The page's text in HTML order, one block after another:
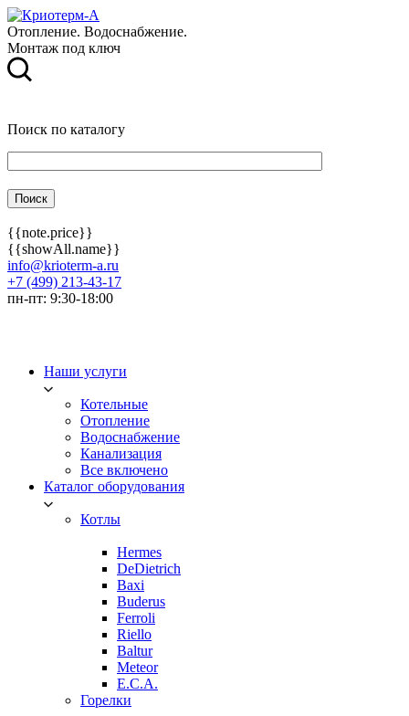
Отопление. Водоснабжение.
Монтаж под ключ
Поиск по каталогу
{{note.price}}
{{showAll.name}}
info@krioterm-a.ru
+7 (499) 213-43-17
пн-пт: 9:30-18:00
Наши услуги
Котельные
Отопление
Водоснабжение
Канализация
Все включено
Каталог оборудования
Котлы
Hermes
DeDietrich
Baxi
Buderus
Ferroli
Riello
Baltur
Meteor
E.C.A.
Горелки